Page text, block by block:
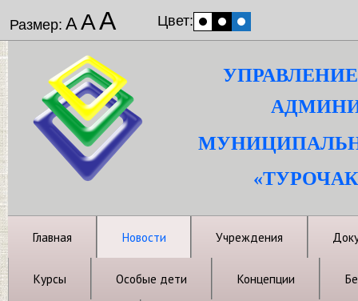
Размер: ААА Цвет:
Главная Новости Учреждения
Курсы Особые дети Концепции